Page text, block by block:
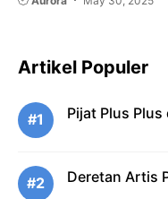
Artikel Populer
#1 Pijat Plus
#2 Deretan Artis